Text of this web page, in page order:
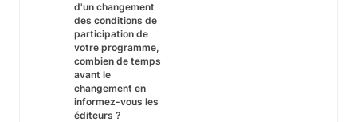
d'un changement
des conditions de
participation de
votre programme,
combien de temps
avant le
changement en
informez-vous les
éditeurs ?